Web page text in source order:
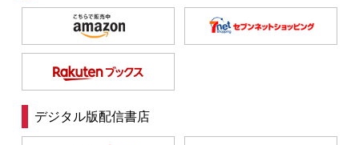
デジタル版配信書店